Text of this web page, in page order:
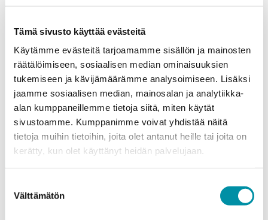
Tämä sivusto käyttää evästeitä
Käytämme evästeitä tarjoamamme sisällön ja mainosten
räätälöimiseen, sosiaalisen median ominaisuuksien
tukemiseen ja kävijämäärämme analysoimiseen. Lisäksi
jaamme sosiaalisen median, mainosalan ja analytiikka-
alan kumppaneillemme tietoja siitä, miten käytät
sivustoamme. Kumppanimme voivat yhdistää näitä
tietoja muihin tietoihin, joita olet antanut heille tai joita on
kerätty, kun olet käyttänyt heidän palvelujaan.
valinta
Välttämätön
Phone
Products
Select a product and enter the order quantity in meters. Please
note that the selected quality determines the minimum order
weight.